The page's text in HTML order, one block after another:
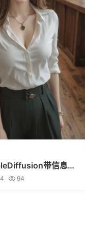
带信息样
网站精选）-白衬
94